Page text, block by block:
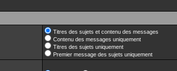
Titres des sujets et contenu des messages
Contenu des messages uniquement
Titres des sujets uniquement
Premier message des sujets uniquement